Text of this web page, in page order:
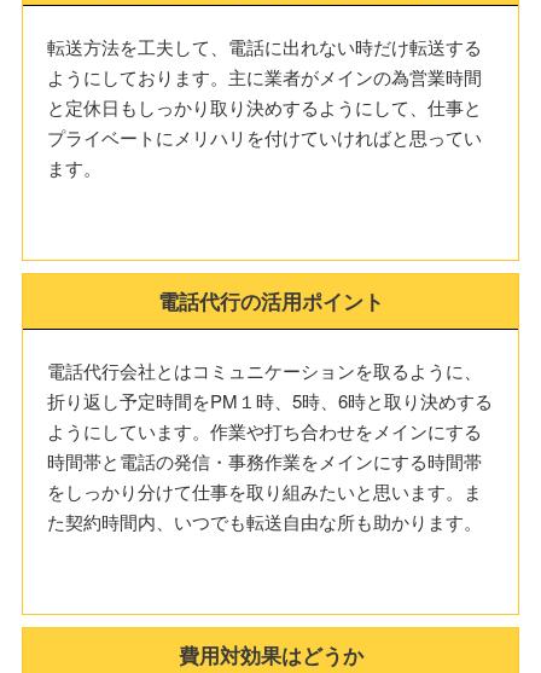
転送方法を工夫して、電話に出れない時だけ転送する
ようにしております。主に業者がメインの為営業時間
と定休日もしっかり取り決めするようにして、仕事と
プライベートにメリハリを付けていければと思ってい
ます。
電話代行の活用ポイント
電話代行会社とはコミュニケーションを取るように、
折り返し予定時間をPM１時、5時、6時と取り決めする
ようにしています。作業や打ち合わせをメインにする
時間帯と電話の発信・事務作業をメインにする時間帯
をしっかり分けて仕事を取り組みたいと思います。ま
た契約時間内、いつでも転送自由な所も助かります。
費用対効果はどうか